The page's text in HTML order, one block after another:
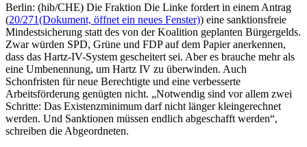
Berlin: (hib/CHE) Die Fraktion Die Linke fordert in einem Antrag
(20/271(Dokument, öffnet ein neues Fenster)) eine sanktionsfreie
Mindestsicherung statt des von der Koalition geplanten Bürgergelds.
Zwar würden SPD, Grüne und FDP auf dem Papier anerkennen,
dass das Hartz-IV-System gescheitert sei. Aber es brauche mehr als
eine Umbenennung, um Hartz IV zu überwinden. Auch
Schonfristen für neue Berechtigte und eine verbesserte
Arbeitsförderung genügten nicht. „Notwendig sind vor allem zwei
Schritte: Das Existenzminimum darf nicht länger kleingerechnet
werden. Und Sanktionen müssen endlich abgeschafft werden“,
schreiben die Abgeordneten.